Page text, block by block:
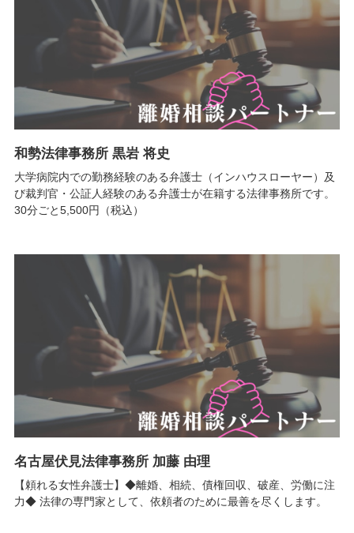
和勢法律事務所 黒岩 将史
大学病院内での勤務経験のある弁護士（インハウスローヤー）及
び裁判官・公証人経験のある弁護士が在籍する法律事務所です。
30分ごと5,500円（税込）
名古屋伏見法律事務所 加藤 由理
【頼れる女性弁護士】◆離婚、相続、債権回収、破産、労働に注
力◆ 法律の専門家として、依頼者のために最善を尽くします。